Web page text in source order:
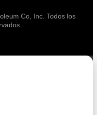
Co, Inc. Todos los